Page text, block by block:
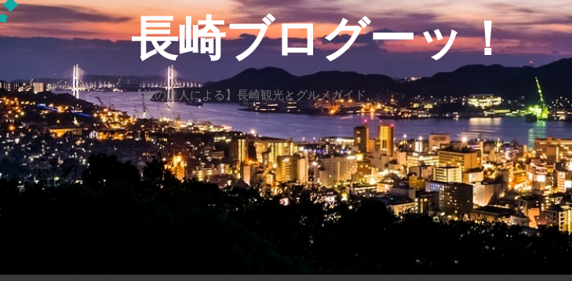
長崎ブログーッ！
【旅の達人による】長崎観光とグルメガイド